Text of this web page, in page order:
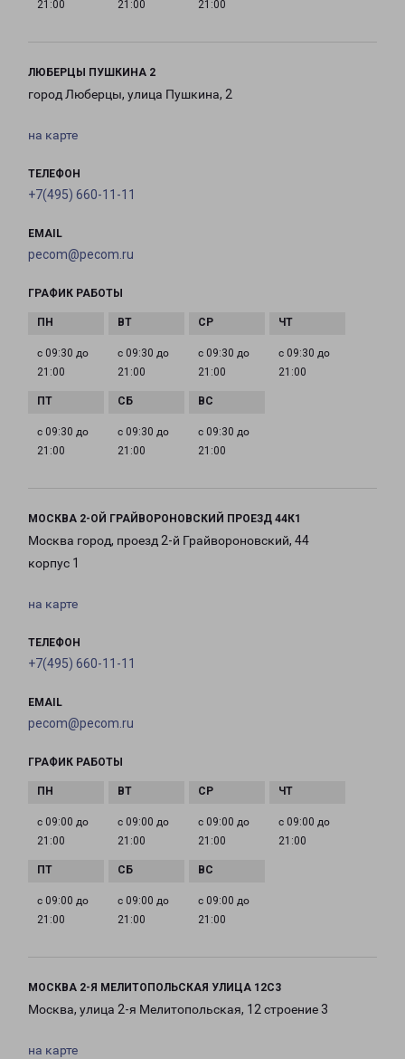
21:00 21:00 21:00
ЛЮБЕРЦЫ ПУШКИНА 2
город Люберцы, улица Пушкина, 2
на карте
ТЕЛЕФОН
+7(495) 660-11-11
EMAIL
pecom@pecom.ru
ГРАФИК РАБОТЫ
с 09:30 до
21:00
с 09:30 до
21:00
с 09:30 до
21:00
с 09:30 до
21:00
с 09:30 до
21:00
с 09:30 до
21:00
с 09:30 до
21:00
МОСКВА 2-ОЙ ГРАЙВОРОНОВСКИЙ ПРОЕЗД 44К1
Москва город, проезд 2-й Грайвороновский, 44
корпус 1
на карте
ТЕЛЕФОН
+7(495) 660-11-11
EMAIL
pecom@pecom.ru
ГРАФИК РАБОТЫ
с 09:00 до
21:00
с 09:00 до
21:00
с 09:00 до
21:00
с 09:00 до
21:00
с 09:00 до
21:00
с 09:00 до
21:00
с 09:00 до
21:00
МОСКВА 2-Я МЕЛИТОПОЛЬСКАЯ УЛИЦА 12С3
Москва, улица 2-я Мелитопольская, 12 строение 3
на карте